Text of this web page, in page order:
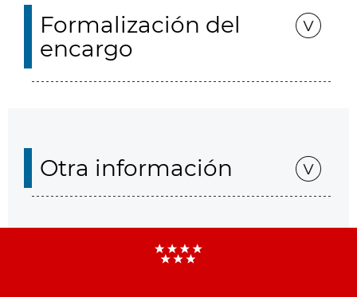
Formalización del
encargo
Otra información